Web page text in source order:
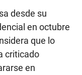
desde su
en octubre
que lo
criticado
en